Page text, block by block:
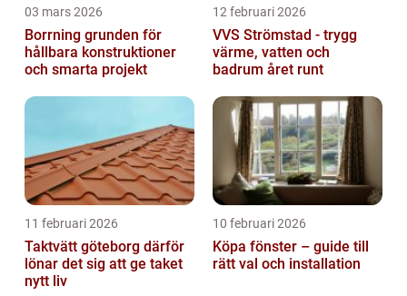
03 mars 2026
Borrning grunden för
hållbara konstruktioner
och smarta projekt
12 februari 2026
VVS Strömstad - trygg
värme, vatten och
badrum året runt
11 februari 2026
Taktvätt göteborg därför
lönar det sig att ge taket
nytt liv
10 februari 2026
Köpa fönster – guide till
rätt val och installation